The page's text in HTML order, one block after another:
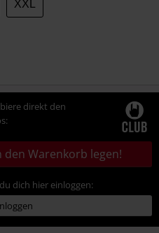
XXL
direkt den
Warenkorb legen!
dich hier einloggen: